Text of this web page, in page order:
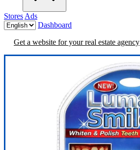
Stores Ads
Dashboard
Get a website for your real estate agency